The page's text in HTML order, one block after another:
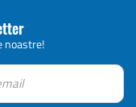
noastre!